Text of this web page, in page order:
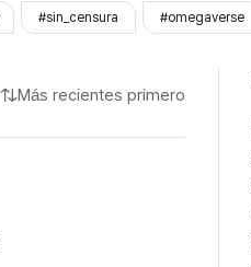
#sin_censura #omegaverse
Más recientes primero